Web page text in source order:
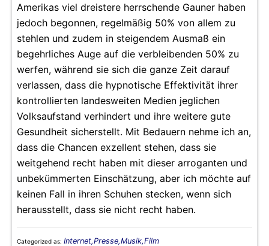
Amerikas viel dreistere herrschende Gauner haben
jedoch begonnen, regelmäßig 50% von allem zu
stehlen und zudem in steigendem Ausmaß ein
begehrliches Auge auf die verbleibenden 50% zu
werfen, während sie sich die ganze Zeit darauf
verlassen, dass die hypnotische Effektivität ihrer
kontrollierten landesweiten Medien jeglichen
Volksaufstand verhindert und ihre weitere gute
Gesundheit sicherstellt. Mit Bedauern nehme ich an,
dass die Chancen exzellent stehen, dass sie
weitgehend recht haben mit dieser arroganten und
unbekümmerten Einschätzung, aber ich möchte auf
keinen Fall in ihren Schuhen stecken, wenn sich
herausstellt, dass sie nicht recht haben.
Categorized as: Internet,Presse,Musik,Film